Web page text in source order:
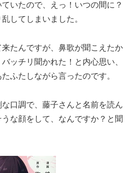
いたので、えっ！いつの間に？
してしまいました。
たんですが、鼻歌が聞こえたか
ッチリ聞かれた！と内心思い、
ふたしながら言ったのです。
口調で、藤子さんと名前を読ん
な顔をして、なんですか？と聞